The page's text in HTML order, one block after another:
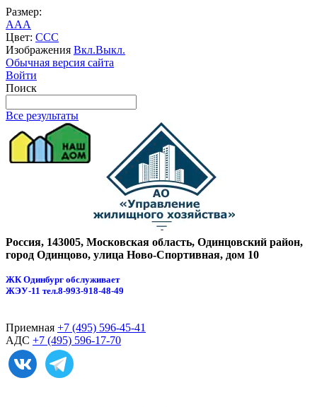
Размер:
AAA
Цвет: CCC
Изображения Вкл.Выкл.
Обычная версия сайта
Войти
Поиск
Все результаты
Россия, 143005, Московская область, Одинцовский район,
город Одинцово, улица Ново-Спортивная, дом 10
ЖК Одинбург обслуживает
ЖЭУ-11 тел.8-993-918-48-49
Приемная +7 (495) 596-45-41
АДС +7 (495) 596-17-70